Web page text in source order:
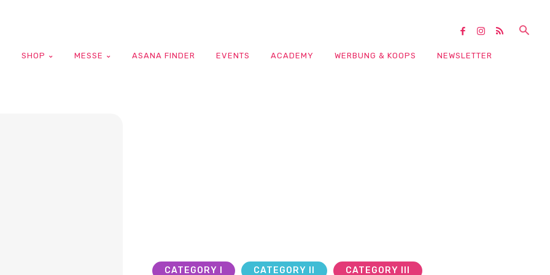
SHOP MESSE ASANA FINDER EVENTS ACADEMY WERBUNG & KOOPS NEWSLETTER
CATEGORY I CATEGORY II CATEGORY III